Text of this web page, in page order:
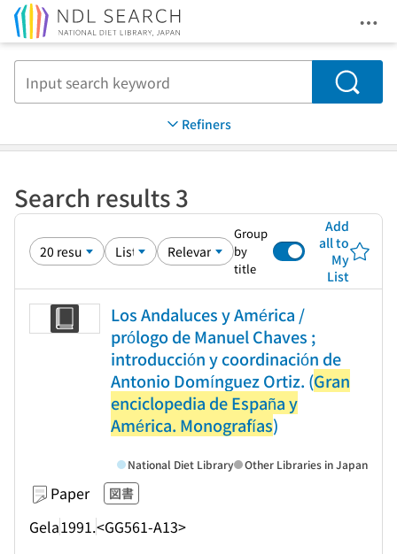
Search
Refiners
Search results 3
Group
by
title
Add
all to
My
List
Los Andaluces y América /
prólogo de Manuel Chaves ;
introducción y coordinación de
Antonio Domínguez Ortiz. (Gran
enciclopedia de España y
América. Monografías)
Paper 図書
Gela1991.<GG561-A13>
National Diet Library Other Libraries in Japan